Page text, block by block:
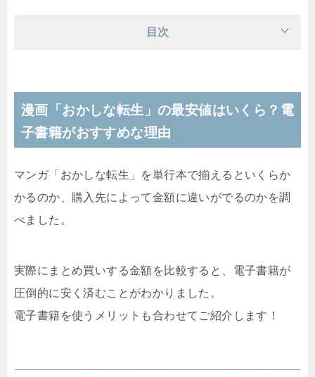
目次
漫画「おかしな転生」の最安値はいくら？電
子書籍がおすすめな理由
マンガ「おかしな転生」を単行本で揃えるといくらか
かるのか、購入先によって金額に違いがでるのかを調
べました。
実際にまとめ買いする金額を比較すると、電子書籍が
圧倒的に安く済むことがわかりました。
電子書籍を使うメリットも合わせてご紹介します！